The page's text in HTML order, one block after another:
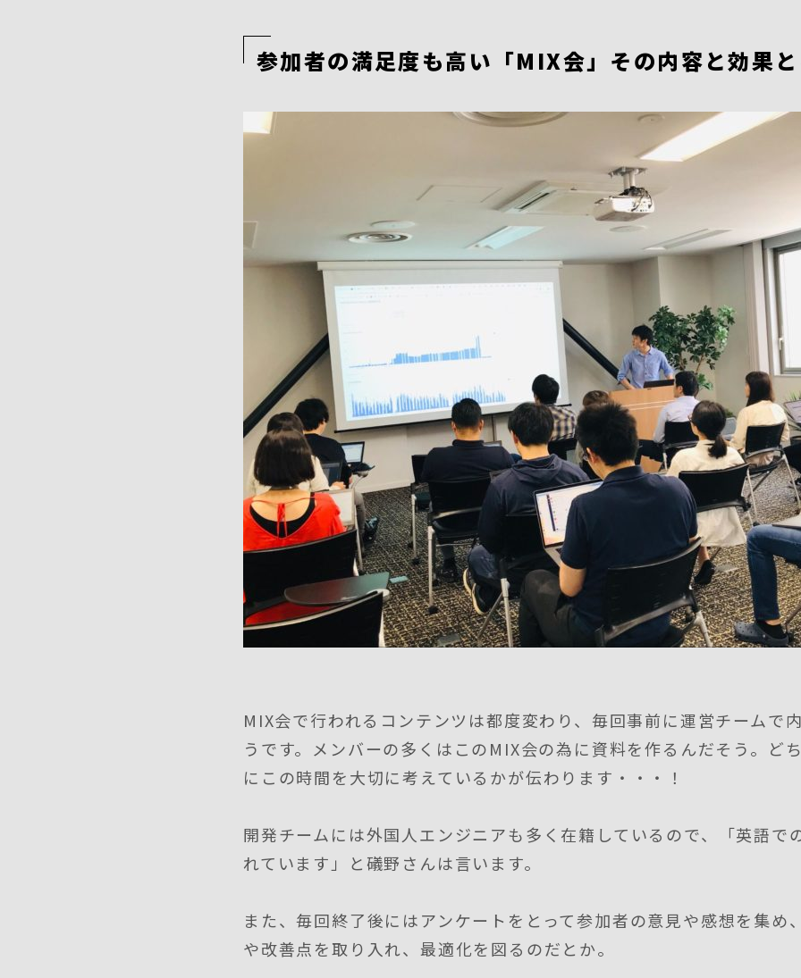
参加者の満足度も高い「MIX会」その内容と効果
MIX会で行われるコンテンツは都度変わり、毎回事前に運営チームで
うです。メンバーの多くはこのMIX会の為に資料を作るんだそう。ど
にこの時間を大切に考えているかが伝わります・・・！
開発チームには外国人エンジニアも多く在籍しているので、「英語で
れています」と礒野さんは言います。
また、毎回終了後にはアンケートをとって参加者の意見や感想を集め
や改善点を取り入れ、最適化を図るのだとか。